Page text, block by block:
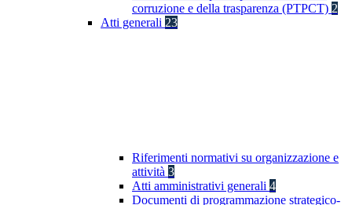
corruzione e della trasparenza (PTPCT) 2
Atti generali 23
Riferimenti normativi su organizzazione e
attività 3
Atti amministrativi generali 4
Documenti di programmazione strategico-